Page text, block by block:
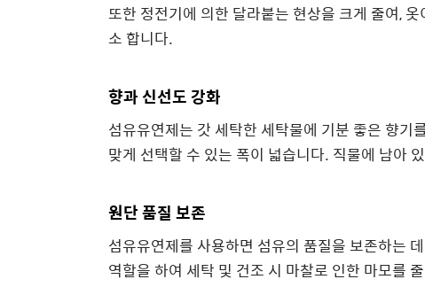
또한 정전기에 의한 달라붙는 현상을 크게 줄여,
소 합니다.
향과 신선도 강화
섬유유연제는 갓 세탁한 세탁물에 기분 좋은 향기
맞게 선택할 수 있는 폭이 넓습니다. 직물에 남아
원단 품질 보존
섬유유연제를 사용하면 섬유의 품질을 보존하는
역할을 하여 세탁 및 건조 시 마찰로 인한 마모를